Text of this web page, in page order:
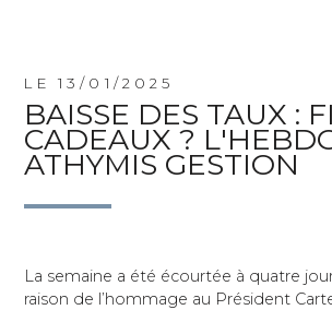
LE 13/01/2025
BAISSE DES TAUX :
CADEAUX ?
ATHYMIS GESTION
La semaine a été écourtée à quatre
raison de l’hommage au Président